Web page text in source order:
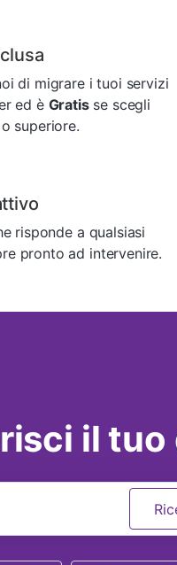
di migrare i tuoi servizi
ed è Gratisse scegli
superiore.
risponde a qualsiasi
pronto ad intervenire.
il